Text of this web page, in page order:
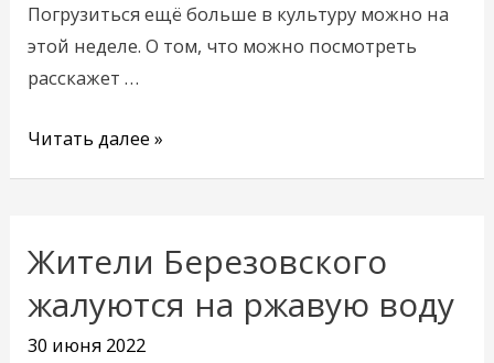
Погрузиться ещё больше в культуру можно на
этой неделе. О том, что можно посмотреть
расскажет …
региона
Читать далее »
Жители Березовского
жалуются на ржавую воду
30 июня 2022
Жители
жалуются
на